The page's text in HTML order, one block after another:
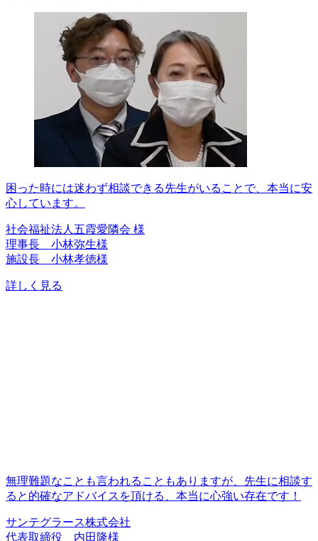
困った時には迷わず相談できる先生がいることで、本当に安
心しています。
社会福祉法人五霞愛隣会 様
理事長 小林弥生様
施設長 小林孝徳様
詳しく見る
無理難題なことも言われることもありますが、先生に相談す
ると的確なアドバイスを頂ける、本当に心強い存在です！
サンテグラース株式会社
代表取締役 内田隆様